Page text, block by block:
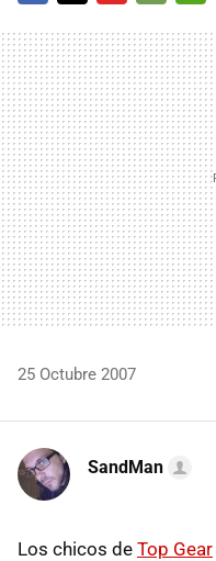
MAIL
25 Octubre 2007
SandMan
Los chicos de Top Gear